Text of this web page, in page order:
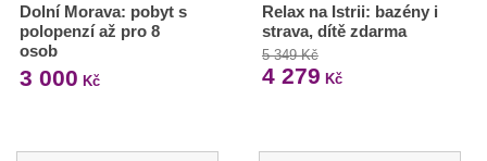
Dolní Morava: pobyt s
polopenzí až pro 8
osob
3 000 Kč
Relax na Istrii: bazény i
strava, dítě zdarma
5 349 Kč
4 279 Kč